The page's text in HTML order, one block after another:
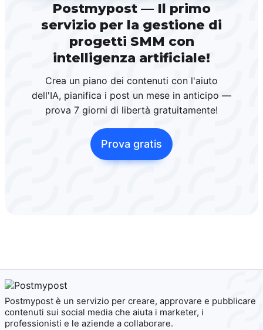
Postmypost — Il primo
servizio per la gestione di
progetti SMM con
intelligenza artificiale!
Crea un piano dei contenuti con l'aiuto
dell'IA, pianifica i post un mese in anticipo —
prova 7 giorni di libertà gratuitamente!
Prova gratis
Postmypost è un servizio per creare, approvare e pubblicare
contenuti sui social media che aiuta i marketer, i
professionisti e le aziende a collaborare.